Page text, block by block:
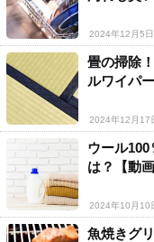
2024年12月5日
畳の掃除
ルワイパ
2024年12月17
ウール
は？【動
2024年10月10
魚焼きグ